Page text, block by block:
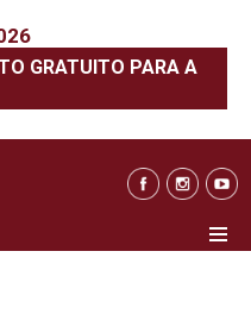
GRATUITO PARA A